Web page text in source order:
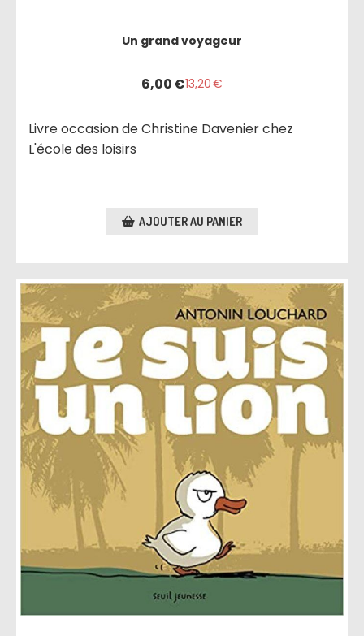
Un grand voyageur
6,00€13,20€
Livre occasion de Christine Davenier chez
L'école des loisirs
AJOUTER AU PANIER